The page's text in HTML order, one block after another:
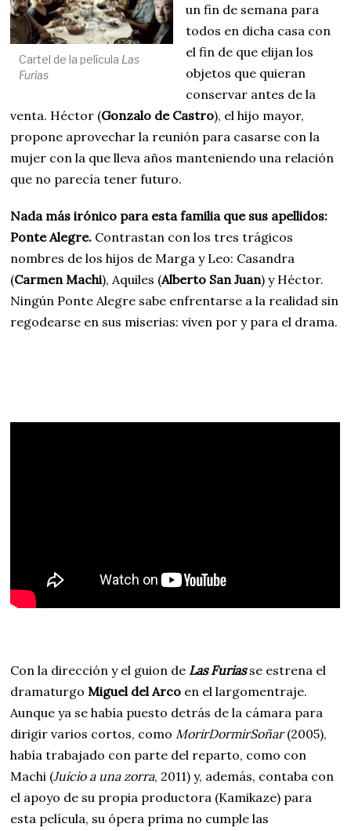
Cartel de la película Las
Furias
un fin de semana para
todos en dicha casa con
el fin de que elijan los
objetos que quieran
conservar antes de la
venta. Héctor (Gonzalo de Castro), el hijo mayor,
propone aprovechar la reunión para casarse con la
mujer con la que lleva años manteniendo una relación
que no parecía tener futuro.
Nada más irónico para esta familia que sus apellidos:
Ponte Alegre. Contrastan con los tres trágicos
nombres de los hijos de Marga y Leo: Casandra
(Carmen Machi), Aquiles (Alberto San Juan) y Héctor.
Ningún Ponte Alegre sabe enfrentarse a la realidad sin
regodearse en sus miserias: viven por y para el drama.
Con la dirección y el guion de Las Furiasse estrena el
dramaturgoMiguel del Arco en el largomentraje.
Aunque ya se había puesto detrás de la cámara para
dirigir varios cortos, comoMorirDormirSoñar(2005),
había trabajado con parte del reparto, como con
Machi (Juicio a una zorra, 2011) y, además, contaba con
el apoyo de su propia productora (Kamikaze) para
esta película, su ópera prima no cumple las